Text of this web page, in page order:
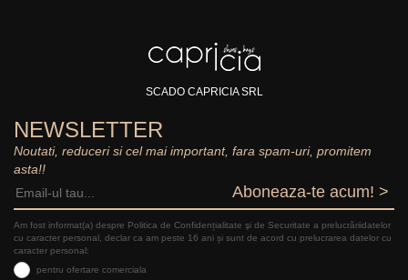
SCADO CAPRICIA SRL
NEWSLETTER
Noutati, reduceri si cel mai important, fara spam-uri, promitem
asta!!
Aboneaza-te acum! >
Am fost informat(a) despre Politica de Confidențialitate şi de Securitate a prelucrăriidatelor
cu caracter personal, declar ca am peste 16 ani și sunt de acord cu prelucrarea datelor cu
caracter personal:
pentru ofertare comerciala